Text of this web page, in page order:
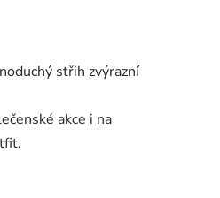
střih zvýrazní
akce i na